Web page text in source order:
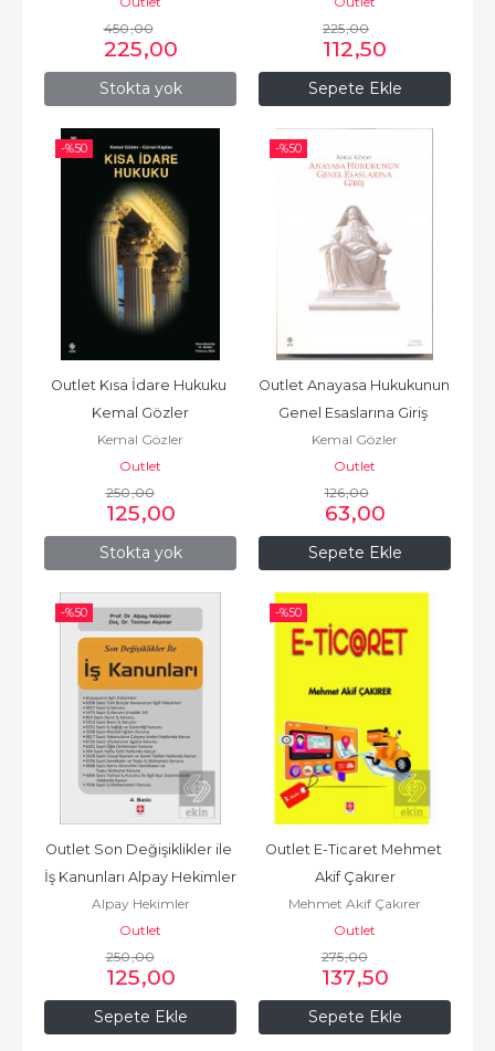
Stokta yok
450,00
225,00
Sepete Ekle
Ekrem Memiş
225,00
112,50
-%50
Stokta yok
Outlet Kısa İdare Hukuku
Kemal Gözler
Kemal Gözler
Outlet
250,00
125,00
-%50
Sepete Ekle
Outlet Anayasa Hukukunun
Genel Esaslarına Giriş
Kemal Gözler 11.Baskı
Kemal Gözler
Outlet
126,00
63,00
-%50
Sepete Ekle
Outlet Son Değişiklikler ile
İş Kanunları Alpay Hekimler
4.Baskı
Alpay Hekimler
Outlet
250,00
125,00
-%50
Sepete Ekle
Outlet E-Ticaret Mehmet
Akif Çakırer
Mehmet Akif Çakırer
Outlet
275,00
137,50